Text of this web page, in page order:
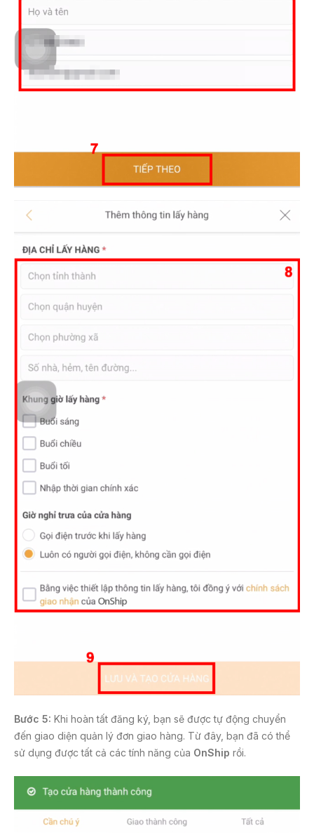
Bước 5: Khi hoàn tất đăng ký, bạn sẽ được tự động chuyển
đến giao diện quản lý đơn giao hàng. Từ đây, bạn đã có thể
sử dụng được tất cả các tính năng của OnShip rồi.